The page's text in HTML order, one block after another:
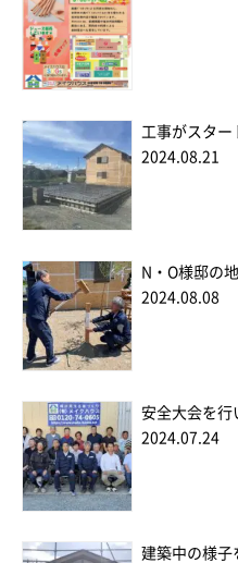
工事がスター
2024.08.21
N・O様邸の
2024.08.08
安全大会を行
2024.07.24
建築中の様子